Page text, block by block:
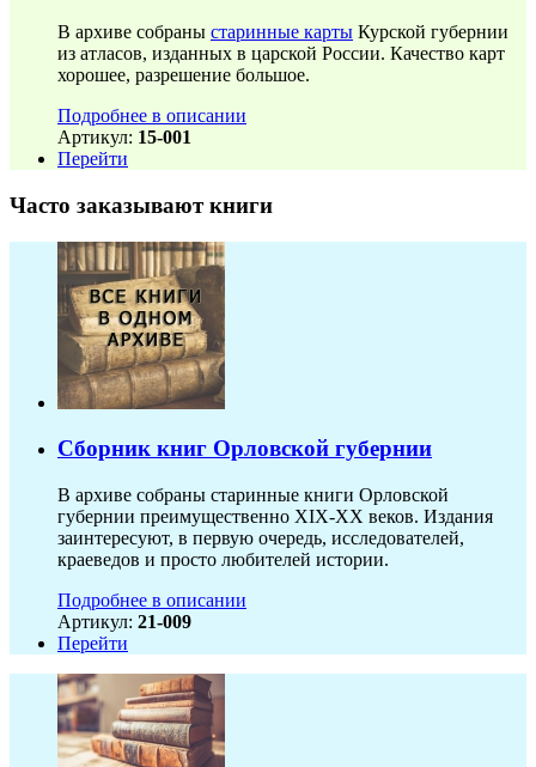
В архиве собраны старинные карты Курской губернии
из атласов, изданных в царской России. Качество карт
хорошее, разрешение большое.
Подробнее в описании
Артикул: 15-001
Перейти
Часто заказывают книги
Сборник книг Орловской губернии
В архиве собраны старинные книги Орловской
губернии преимущественно XIX-ХХ веков. Издания
заинтересуют, в первую очередь, исследователей,
краеведов и просто любителей истории.
Подробнее в описании
Артикул: 21-009
Перейти